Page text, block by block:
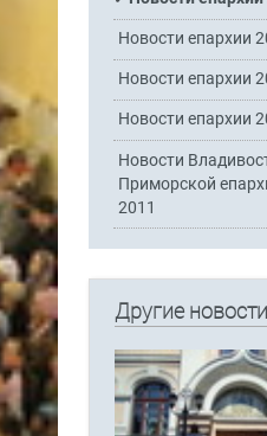
Новости епархии
Новости епархии
Новости епархии
Новости
Приморской
2011
Другие